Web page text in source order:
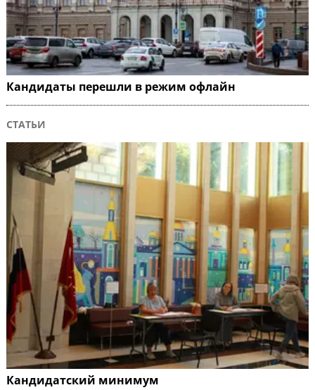
Кандидаты перешли в режим офлайн
СТАТЬИ
Кандидатский минимум